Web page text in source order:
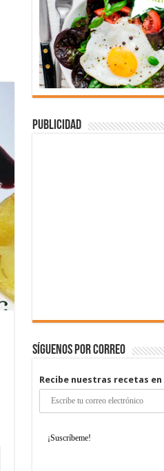
Publicidad
Síguenos por correo
Recibe nuestras recetas